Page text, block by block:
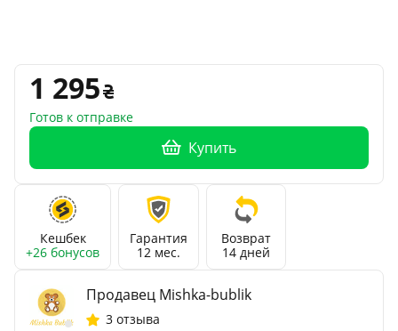
1 295
Готов к отправке
Купить
Кешбек
+26 бонусов
Гарантия
12 мес.
Возврат
14 дней
Продавец Mishka-bublik
3 отзыва